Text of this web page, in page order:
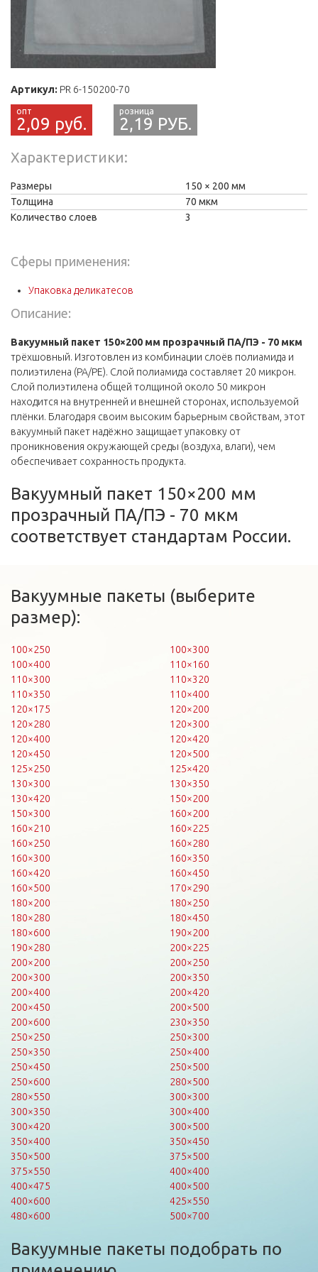
Артикул: PR 6-150200-70
2,09 руб. 2,19 РУБ.
Характеристики
Размеры 150
200 мм
Толщина
70 мкм
Количество слоев
3
Сферы применения:
Упаковка деликатесов
Описание:
Вакуумный пакет 150×200 мм прозрачный ПА/ПЭ - 70 мкм
трёхшовный. Изготовлен из комбинации слоёв полиамида и
полиэтилена (PA/PE). Слой полиамида составляет 20 микрон.
Слой полиэтилена общей толщиной около 50 микрон
находится на внутренней и внешней сторонах, используемой
плёнки. Благодаря своим высоким барьерным свойствам, этот
вакуумный пакет надёжно защищает упаковку от
проникновения окружающей среды (воздуха, влаги), чем
обеспечивает сохранность продукта.
Вакуумный пакет 150×200 мм
прозрачный ПА/ПЭ - 70 мкм
соответствует стандартам России.
Вакуумные пакеты (выберите
размер):
100×250
100×300
100×400
110×160
110×300
110×320
110×350
110×400
120×175
120×200
120×280
120×300
120×400
120×420
120×450
120×500
125×250
125×420
130×300
130×350
130×420
150×200
150×300
160×200
160×210
160×225
160×250
160×280
160×300
160×350
160×420
160×450
160×500
170×290
180×200
180×250
180×280
180×450
180×600
190×200
190×280
200×225
200×200
200×250
200×300
200×350
200×400
200×420
200×450
200×500
200×600
230×350
250×250
250×300
250×350
250×400
250×450
250×500
250×600
280×500
280×550
300×300
300×350
300×400
300×420
300×500
350×400
350×450
350×500
375×500
375×550
400×400
400×475
400×500
400×600
425×550
480×600
500×700
Вакуумные пакеты подобрать по